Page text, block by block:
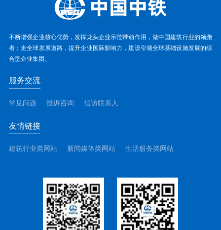
不断增强企业核心优势，发挥龙头企业示范带动作用，做中国建筑行业的领跑
者；走全球发展道路，提升企业国际影响力，建设引领全球基础设施发展的综
合型企业集团。
服务交流
常见问题 投诉咨询 信访联系人
友情链接
建筑行业类网站 新闻媒体类网站 生活服务类网站